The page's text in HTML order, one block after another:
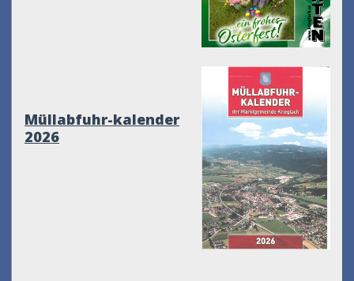
Müllabfuhr-kalender
2026